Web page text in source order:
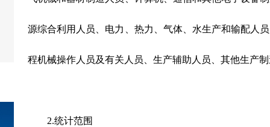
源综合利用人员、电力、热力、气体、水生产和输配人
程机械操作人员及有关人员、生产辅助人员、其他生产
2.统计范围